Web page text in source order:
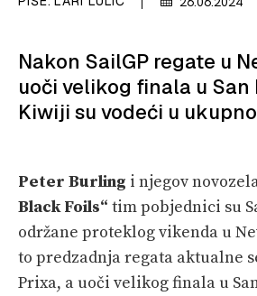
VELIKE PRIČE
PRETPLATA
Nakon SailGP regate u
uoči velikog finala u San
Kiwiji su vodeći u
Peter Burling i njegov
Black Foils“ tim pobjednici su
održane proteklog vikenda u
to predzadnja regata aktualne
Prixa, a uoči velikog finala u